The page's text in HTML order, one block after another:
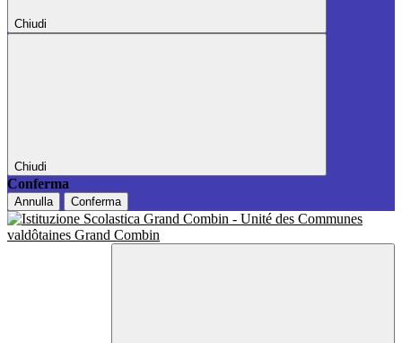
Chiudi
Chiudi
Conferma
Annulla Conferma